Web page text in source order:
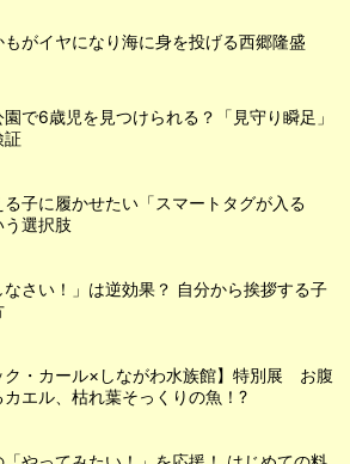
もがイヤになり海に身を投げる西郷隆盛
で6歳児を見つけられる？「見守り瞬足」
証
る子に履かせたい「スマートタグが入る
選択肢
なさい！」は逆効果？ 自分から挨拶する子
ク・カール×しながわ水族館】特別展 お腹
カエル、枯れ葉そっくりの魚！?